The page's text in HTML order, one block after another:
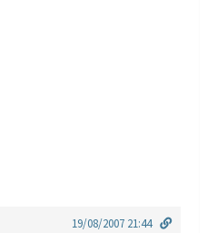
19/08/2007 21:44